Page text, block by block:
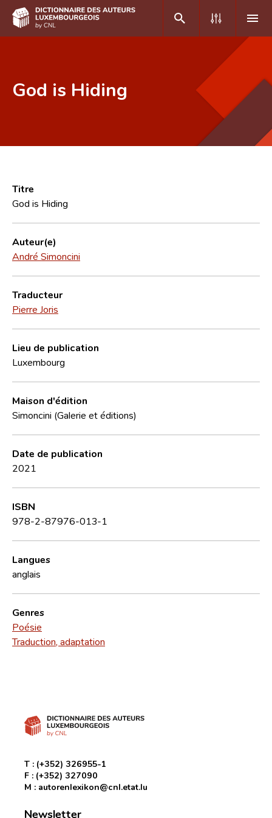
Foire aux questions
CNL
Équipe scientifique
Contact
God is Hiding
Titre
God is Hiding
Auteur(e)
André Simoncini
Traducteur
Pierre Joris
Lieu de publication
Luxembourg
Maison d'édition
Simoncini (Galerie et éditions)
Date de publication
2021
ISBN
978-2-87976-013-1
Langues
anglais
Genres
Poésie
Traduction, adaptation
T : (+352) 326955-1
F : (+352) 327090
M : autorenlexikon@cnl.etat.lu
Newsletter